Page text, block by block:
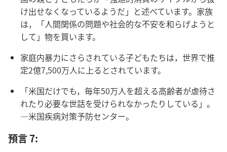
け出せ​なく​なっ​て​いる​よう​だ」と​述べ​て​い​ます。家族​
は，「人間​関係​の​問題​や​社会​的​な​不安​を​和らげ​よう​と​
し​て」物​を​買い​ます。
家庭​内​暴力​に​さらさ​れ​て​いる​子ども​たち​は，世界​で​推
定​2億7,500万​人​に​上る​と​され​て​い​ます。
「米国​だけ​で​も，毎年​50万​人​を​超える​高齢​者​が​虐待​さ​
れ​たり​必要​な​世話​を​受け​られ​なかっ​たり​し​て​いる」。
―米国​疾病​対策​予防​センター。
預言 7: